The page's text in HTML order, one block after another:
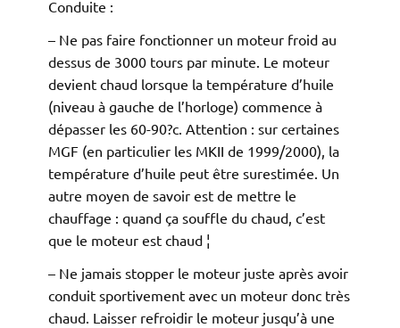
Conduite :
– Ne pas faire fonctionner un moteur froid au
dessus de 3000 tours par minute. Le moteur
devient chaud lorsque la température d’huile
(niveau à gauche de l’horloge) commence à
dépasser les 60-90?c. Attention : sur certaines
MGF (en particulier les MKII de 1999/2000), la
température d’huile peut être surestimée. Un
autre moyen de savoir est de mettre le
chauffage : quand ça souffle du chaud, c’est
que le moteur est chaud ¦
– Ne jamais stopper le moteur juste après avoir
conduit sportivement avec un moteur donc très
chaud. Laisser refroidir le moteur jusqu’à une